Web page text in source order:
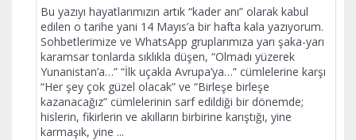
Bu yazıyı hayatlarımızın artık “kader anı” olarak kabul
edilen o tarihe yani 14 Mayıs’a bir hafta kala yazıyorum.
Sohbetlerimize ve WhatsApp gruplarımıza yarı şaka-yarı
karamsar tonlarda sıklıkla düşen, “Olmadı yüzerek
Yunanistan’a…” “İlk uçakla Avrupa’ya…” cümlelerine karşı
“Her şey çok güzel olacak” ve “Birleşe birleşe
kazanacağız” cümlelerinin sarf edildiği bir dönemde;
hislerin, fikirlerin ve akılların birbirine karıştığı, yine
karmaşık, yine ...